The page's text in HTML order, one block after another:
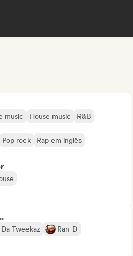
music House music R&B
Pop rock
Rap em inglês
Da Tweekaz
Ran-D